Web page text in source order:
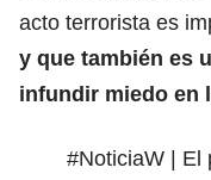
acto terrorista es
y que también es
infundir miedo en
#NoticiaW | El